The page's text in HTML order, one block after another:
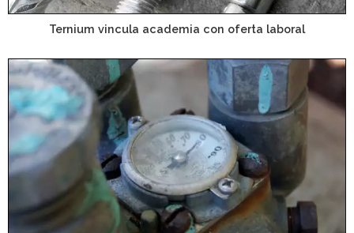
Ternium vincula academia con oferta laboral